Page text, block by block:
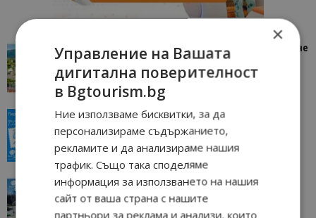
“Пощенска картичка от…”: Петрич – Изживяване
отвъд очакваното
Петрич 11/07/2026 11:22
“Пощенска картичка от…”: Пловдив, градът на
всички времена
Пловдив 23/06/2026 10:00
“Пощенска картичка от…”: Перник – град на
традициите, културата и вдъхновяващите...
Перник 17/06/2026 09:01
×
Управление на Вашата
дигитална поверителност
в Bgtourism.bg
Ние използваме бисквитки, за да
персонализираме съдържанието,
рекламите и да анализираме нашия
трафик. Също така споделяме
информация за използването на нашия
сайт от ваша страна с нашите
партньори за реклама и анализи, които